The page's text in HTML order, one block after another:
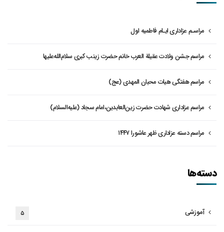
مراسـم عزاداری ایـام فاطمیه اول
مراسم جشن ولادت عقیلة العرب خانم حضرت زینب کبری سلام‌الله‌علیها
مراسم هفتگی هیات محبان المهدی (عج)
مراسم عزاداری شهادت حضرت زین‌العابدین،امام سجاد (علیه‌السلام)
مراسم دسته عزاداری ظهر عاشورا ۱۴۴۷
دسته‌ها
آموزشی ۵